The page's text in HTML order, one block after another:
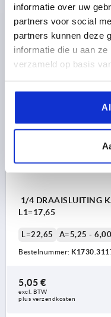
informatie over uw
partners voor social
partners kunnen deze
informatie die u aan
verzameld op basis
Bestelnummer:
5,05 €
plus verzendkosten
1/4 DRAAISLUITING
L1=17,65
L=22,65 A=5,25 - 6,00
Bestelnummer:
5,05 €
excl. BTW
plus verzendkosten